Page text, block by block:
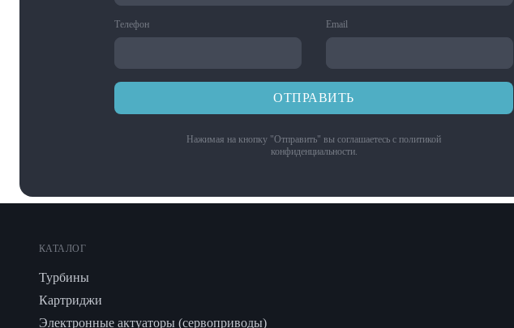
Телефон Email
ОТПРАВИТЬ
Нажимая на кнопку "Отправить" вы соглашаетесь с политикой
конфиденциальности.
КАТАЛОГ
Турбины
Картриджи
Электронные актуаторы (сервоприводы)